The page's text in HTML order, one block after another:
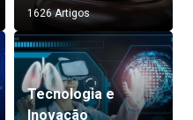
1626 Artigos
Tecnologia e
Inovação